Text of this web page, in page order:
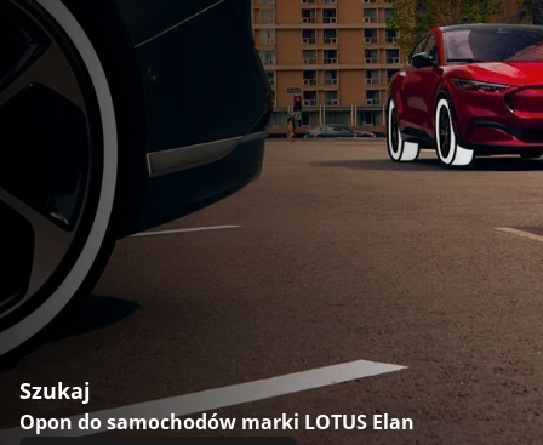
Szukaj
Opon do samochodów marki LOTUS Elan